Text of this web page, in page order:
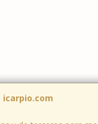
icarpio.com